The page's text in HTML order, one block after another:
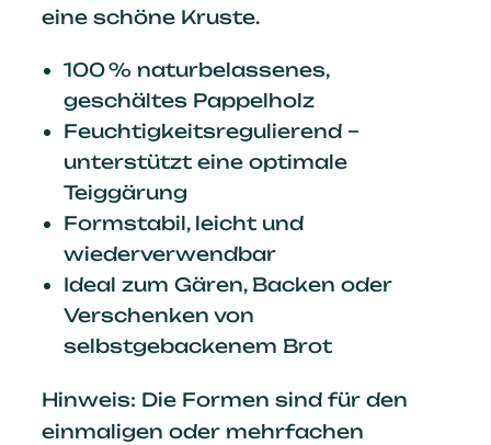
eine schöne Kruste.
100 % naturbelassenes,
geschältes Pappelholz
Feuchtigkeitsregulierend –
unterstützt eine optimale
Teiggärung
Formstabil, leicht und
wiederverwendbar
Ideal zum Gären, Backen oder
Verschenken von
selbstgebackenem Brot
Hinweis: Die Formen sind für den
einmaligen oder mehrfachen